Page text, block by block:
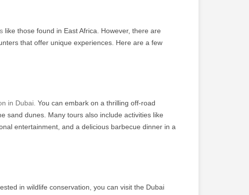
like those found in East Africa. However, there are
that offer unique experiences. Here are a few
in Dubai. You can embark on a thrilling off-road
sand dunes. Many tours also include activities like
entertainment, and a delicious barbecue dinner in a
in wildlife conservation, you can visit the Dubai